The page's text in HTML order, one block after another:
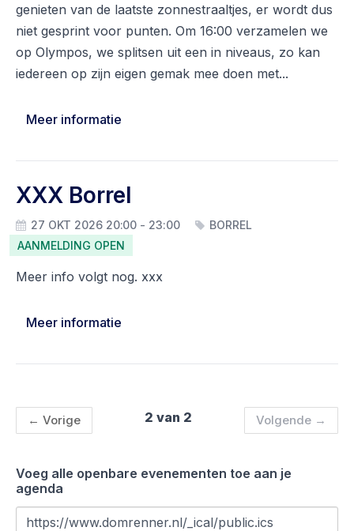
genieten van de laatste zonnestraaltjes, er wordt dus
niet gesprint voor punten. Om 16:00 verzamelen we
op Olympos, we splitsen uit een in niveaus, zo kan
iedereen op zijn eigen gemak mee doen met...
Meer informatie
XXX Borrel
27 OKT 2026 20:00 - 23:00
BORREL
AANMELDING OPEN
Meer info volgt nog. xxx
Meer informatie
← Vorige 2 van 2 Volgende →
Voeg alle openbare evenementen toe aan je
agenda
https://www.domrenner.nl/_ical/public.ics